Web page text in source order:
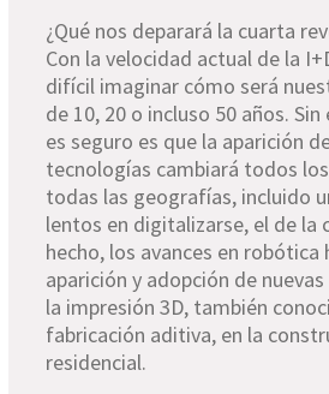
¿Qué nos deparará la cuarta
Con la velocidad actual de la
difícil imaginar cómo será
de 10, 20 o incluso 50 años.
es seguro es que la aparición
tecnologías cambiará todos
todas las geografías, incluido
lentos en digitalizarse, el de la
hecho, los avances en robótica
aparición y adopción de
la impresión 3D, también
fabricación aditiva, en la
residencial.